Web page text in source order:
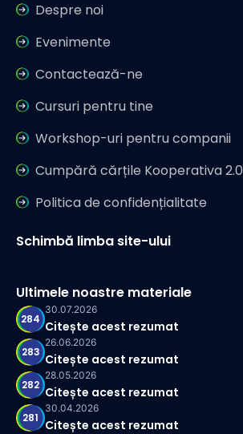
Despre noi
Evenimente
Contactează-ne
Cursuri pentru tine
Workshop-uri pentru companii
Cumpără cărțile Kooperativa 2.0
Politica de confidențialitate
Schimbă limba site-ului
Ultimele noastre materiale
284
30.07.2026
Citește acest rezumat
283
26.06.2026
Citește acest rezumat
282
28.05.2026
Citește acest rezumat
281
30.04.2026
Citește acest rezumat